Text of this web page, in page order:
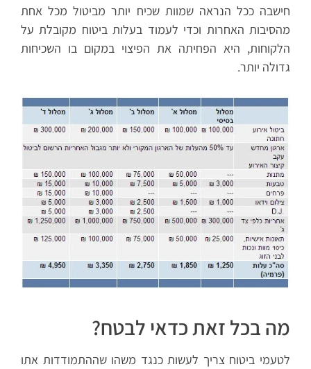
חישבה ככל הנראה שמוות שכיח יותר מביטול מכל אחת
מהסיבות האחרות וכדי לעמוד בעלות ביטוח מקובלת על
הלקוחות, היא הפחיתה את הפיצוי במקום בו השכיחות
גדולה יותר.
מה בכל זאת כדאי לבטח?
לטעמי ביטוח צריך לעשות כנגד משהו שההתמודדות אתו